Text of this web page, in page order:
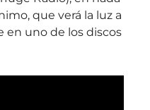
que verá la luz a
en uno de los discos